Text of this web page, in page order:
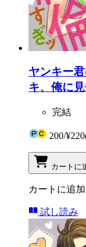
ヤンキー
キ、俺に
完結
200/¥220
カートに
カートに追
試し読み